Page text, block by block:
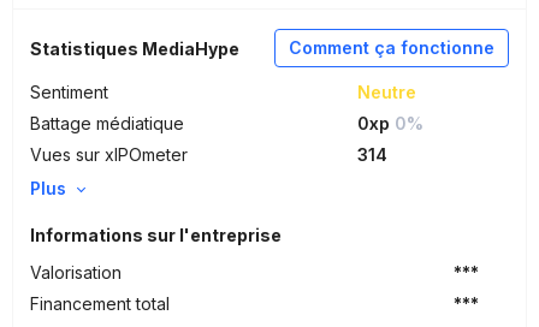
Comment ça fonctionne
Statistiques MediaHype
Sentiment
Neutre
Battage médiatique
0xp 0%
Vues sur xIPOmeter
314
Plus
Informations sur l'entreprise
Valorisation
***
Financement total
***